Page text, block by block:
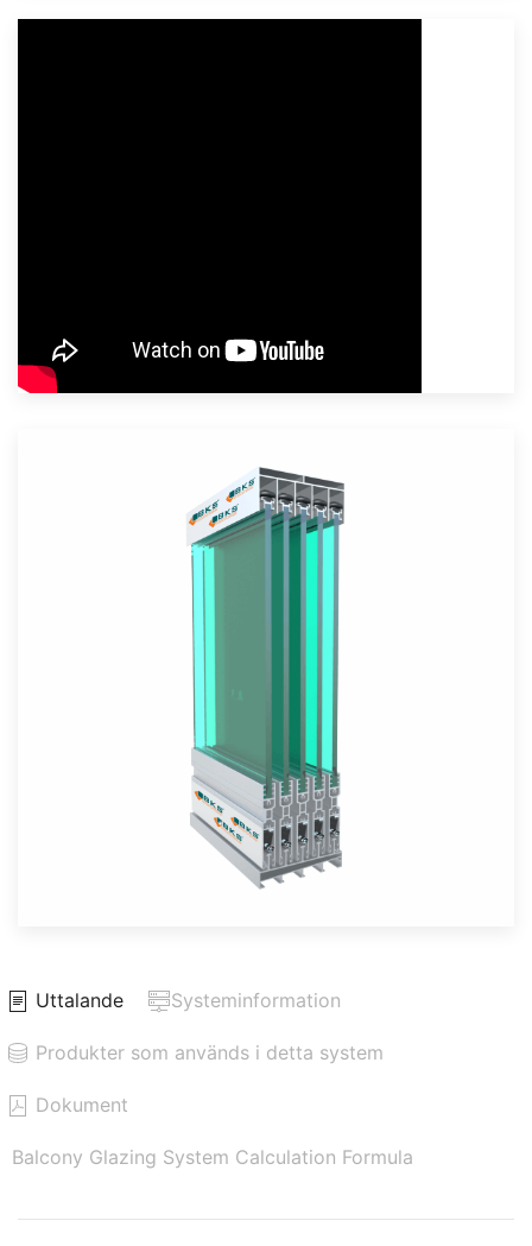
Uttalande Systeminformation
Produkter som används i detta system
Dokument
Balcony Glazing System Calculation Formula